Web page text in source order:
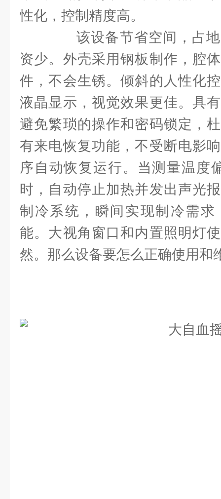
性化，控制精度高。
该设备节省空间，占地
资少。外壳采用钢板制作，腔
件，不会生锈。倾斜的人性化
液晶显示，视觉效果更佳。具
避免繁琐的操作和密码锁定，
有来电恢复功能，不受断电影
序自动恢复运行。当测量温度
时，自动停止加热并发出声光
制冷系统，瞬间实现制冷需求
能。大视角窗口和内置照明灯
然。那么设备要怎么正确使用和